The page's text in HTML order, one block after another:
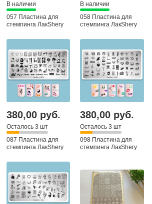
В наличии
057 Пластина для
стемпинга ЛакShery
В наличии
058 Пластина для
стемпинга ЛакShery
380,00 руб.
Осталось 3 шт
087 Пластина для
стемпинга ЛакShery
380,00 руб.
Осталось 3 шт
098 Пластина для
стемпинга ЛакShery